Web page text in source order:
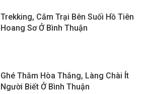
Trekking, Cắm Trại Bên Suối Hồ Tiên
Hoang Sơ Ở Bình Thuận
Ghé Thăm Hòa Thắng, Làng Chài Ít
Người Biết Ở Bình Thuận